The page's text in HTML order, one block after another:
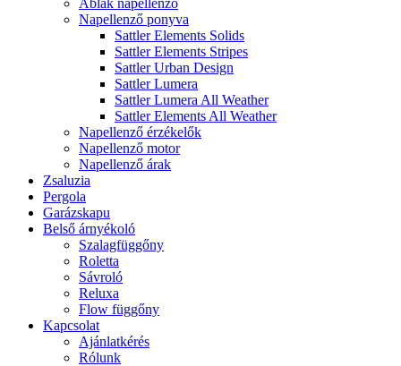
Ablak napellenző
Napellenző ponyva
Sattler Elements Solids
Sattler Elements Stripes
Sattler Urban Design
Sattler Lumera
Sattler Lumera All Weather
Sattler Elements All Weather
Napellenző érzékelők
Napellenző motor
Napellenző árak
Zsaluzia
Pergola
Garázskapu
Belső árnyékoló
Szalagfüggőny
Roletta
Sávroló
Reluxa
Flow függőny
Kapcsolat
Ajánlatkérés
Rólunk